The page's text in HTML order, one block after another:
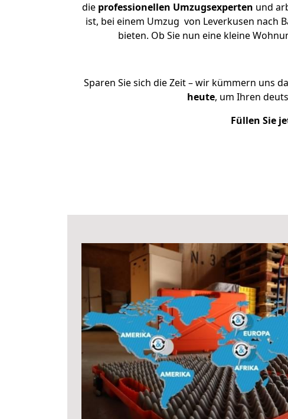
die professionellen Umzugsexperten und
ist, bei einem Umzug von Leverkusen nach
bieten. Ob Sie nun eine kleine
Sparen Sie sich die Zeit – wir kümmern uns
heute, um Ihren
Füllen Sie